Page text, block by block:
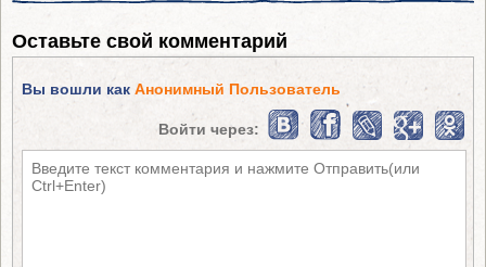
Оставьте свой комментарий
Вы вошли как Анонимный Пользователь
Войти через: